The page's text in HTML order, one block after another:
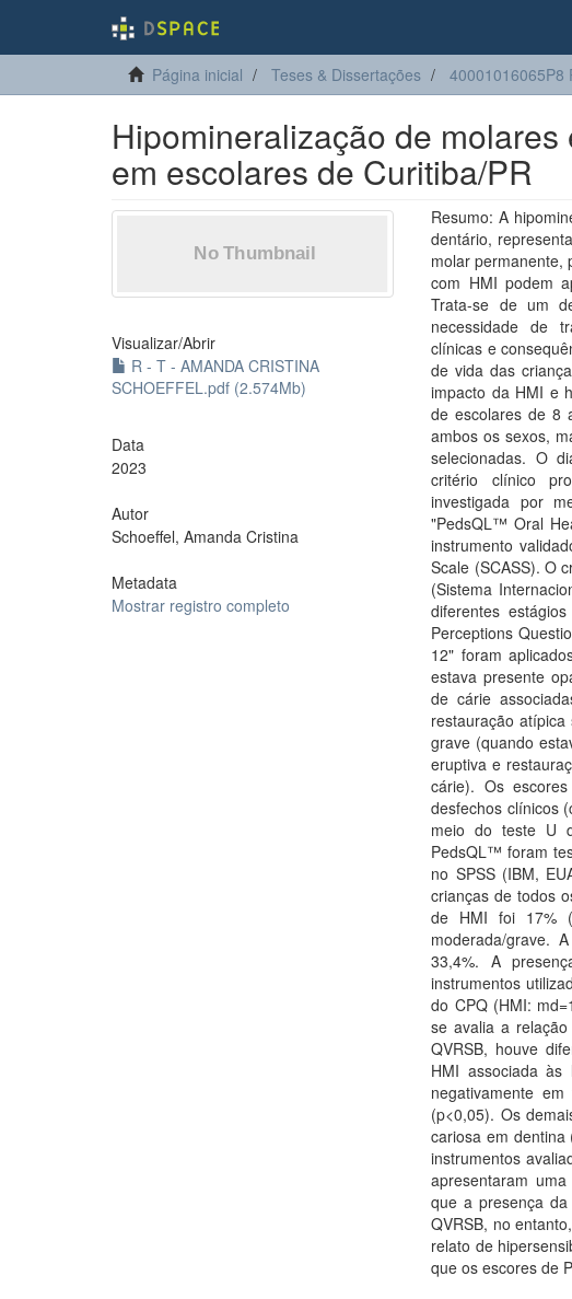
Página inicial Teses & Dissertações 40001016065P8
Hipomineralização de
em escolares de Curitiba/PR
Visualizar/Abrir
R - T - AMANDA CRISTINA
SCHOEFFEL.pdf (2.574Mb)
Data
2023
Autor
Schoeffel, Amanda Cristina
Metadata
Mostrar registro completo
Resumo: A
dentário,
molar permanente,
com HMI podem
Trata-se de um
necessidade de
clínicas e
de vida das
impacto da HMI e
de escolares de 8
ambos os sexos,
selecionadas. O
critério clínico
investigada por
"PedsQL™ Oral
instrumento
Scale (SCASS). O
(Sistema
diferentes
Perceptions
12" foram
estava presente
de cárie
restauração
grave (quando
eruptiva e
cárie). Os
desfechos clínicos
meio do teste U
PedsQL™ foram
no SPSS (IBM,
crianças de todos
de HMI foi 17%
moderada/grave.
33,4%. A
instrumentos
do CPQ (HMI:
se avalia a
QVRSB, houve
HMI associada às
negativamente
(p<0,05). Os
cariosa em dentina
instrumentos
apresentaram
que a presença
QVRSB, no
relato de
que os escores de